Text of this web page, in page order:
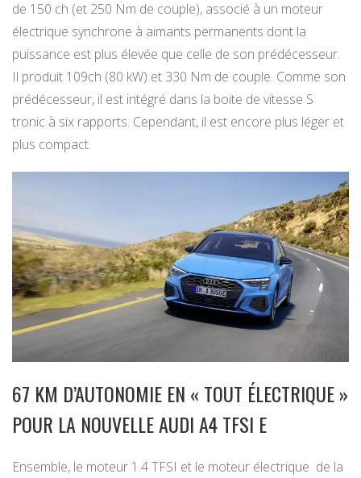
de 150 ch (et 250 Nm de couple), associé à un moteur
électrique synchrone à aimants permanents dont la
puissance est plus élevée que celle de son prédécesseur.
Il produit 109ch (80 kW) et 330 Nm de couple. Comme son
prédécesseur, il est intégré dans la boite de vitesse S
tronic à six rapports. Cependant, il est encore plus léger et
plus compact.
67 KM D’AUTONOMIE EN « TOUT ÉLECTRIQUE »
POUR LA NOUVELLE AUDI A4 TFSI E
Ensemble, le moteur 1.4 TFSI et le moteur électrique de la